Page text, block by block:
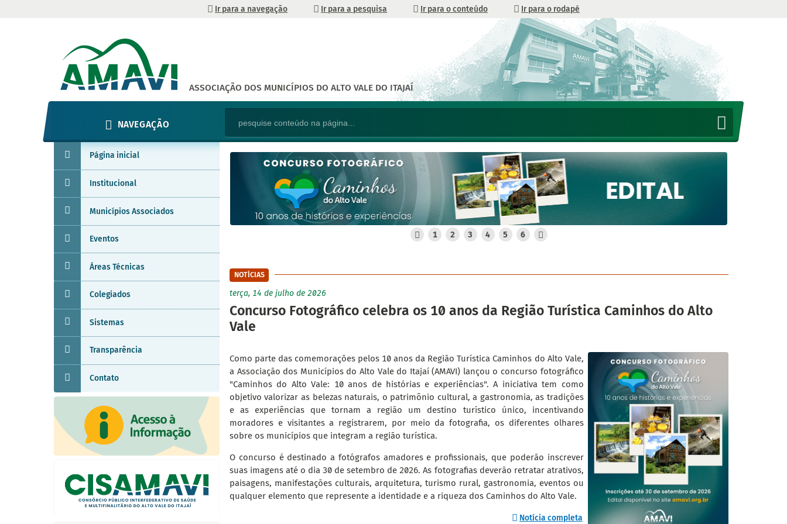
Ir para a navegação Ir para a pesquisa Ir para o conteúdo Ir para o rodapé
ASSOCIAÇÃO DOS MUNICÍPIOS DO ALTO VALE DO ITAJAÍ
NAVEGAÇÃO
1 2 3 4 5 6
NOTÍCIAS
terça, 14 de julho de 2026
Concurso Fotográfico celebra os 10 anos da Região Turística Caminhos do Alto
Vale
Como parte das comemorações pelos 10 anos da Região Turística Caminhos do Alto Vale,
a Associação dos Municípios do Alto Vale do Itajaí (AMAVI) lançou o concurso fotográfico
"Caminhos do Alto Vale: 10 anos de histórias e experiências". A iniciativa tem como
objetivo valorizar as belezas naturais, o patrimônio cultural, a gastronomia, as tradições
e as experiências que tornam a região um destino turístico único, incentivando
moradores e visitantes a registrarem, por meio da fotografia, os diferentes olhares
sobre os municípios que integram a região turística.
O concurso é destinado a fotógrafos amadores e profissionais, que poderão inscrever
suas imagens até o dia 30 de setembro de 2026. As fotografias deverão retratar atrativos,
paisagens, manifestações culturais, arquitetura, turismo rural, gastronomia, eventos ou
qualquer elemento que represente a identidade e a riqueza dos Caminhos do Alto Vale.
Notícia completa
Página inicial
Institucional
Municípios Associados
Eventos
Áreas Técnicas
Colegiados
Sistemas
Transparência
Contato